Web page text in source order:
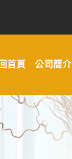
回首頁 公司簡介